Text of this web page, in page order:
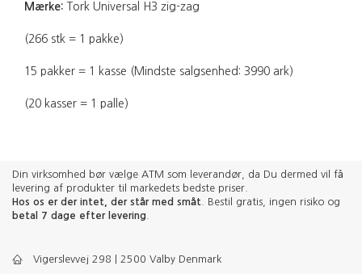
Mærke: Tork Universal H3 zig-zag
(266 stk = 1 pakke)
15 pakker = 1 kasse (Mindste salgsenhed: 3990 ark)
(20 kasser = 1 palle)
Din virksomhed bør vælge ATM som leverandør, da Du dermed vil få
levering af produkter til markedets bedste priser.
Hos os er der intet, der står med småt . Bestil gratis, ingen risiko og
betal 7 dage efter levering
Vigerslevvej 298 | 2500 Valby Denmark